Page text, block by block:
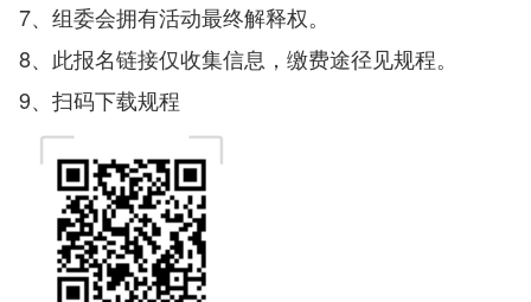
7、组委会拥有活动最终解释权。
8、此报名链接仅收集信息，缴费途径见规程。
9、扫码下载规程